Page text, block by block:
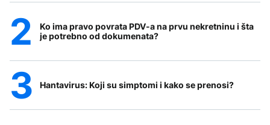
Ko ima pravo povrata PDV-a na prvu nekretninu i šta
je potrebno od dokumenata?
Hantavirus: Koji su simptomi i kako se prenosi?